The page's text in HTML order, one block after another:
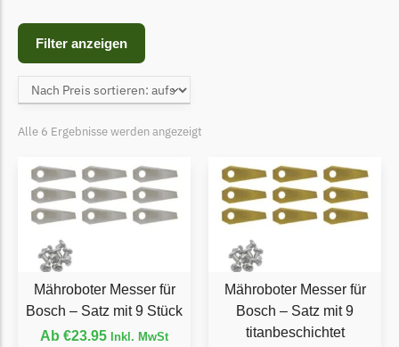
Cramer
Begrenzungsdraht
Cub Cadet
Begrenzungsdraht
Ecovacs
Ecovacs Messer
Einhell
Einhell Messer
Begrenzungsdraht
Filter anzeigen
Alle 6 Ergebnisse werden angezeigt
Mähroboter Messer für
Bosch – Satz mit 9 Stück
Ab €23.95 Inkl. MwSt
Mähroboter Messer für
Bosch – Satz mit 9
titanbeschichtet